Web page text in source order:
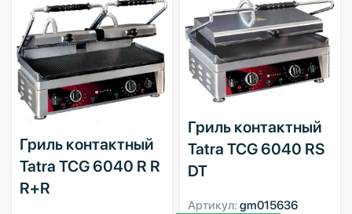
Гриль контактный
Tatra TCG 6040 R R
R+R
Гриль контактный
Tatra TCG 6040 RS
DT
Артикул: gm015636